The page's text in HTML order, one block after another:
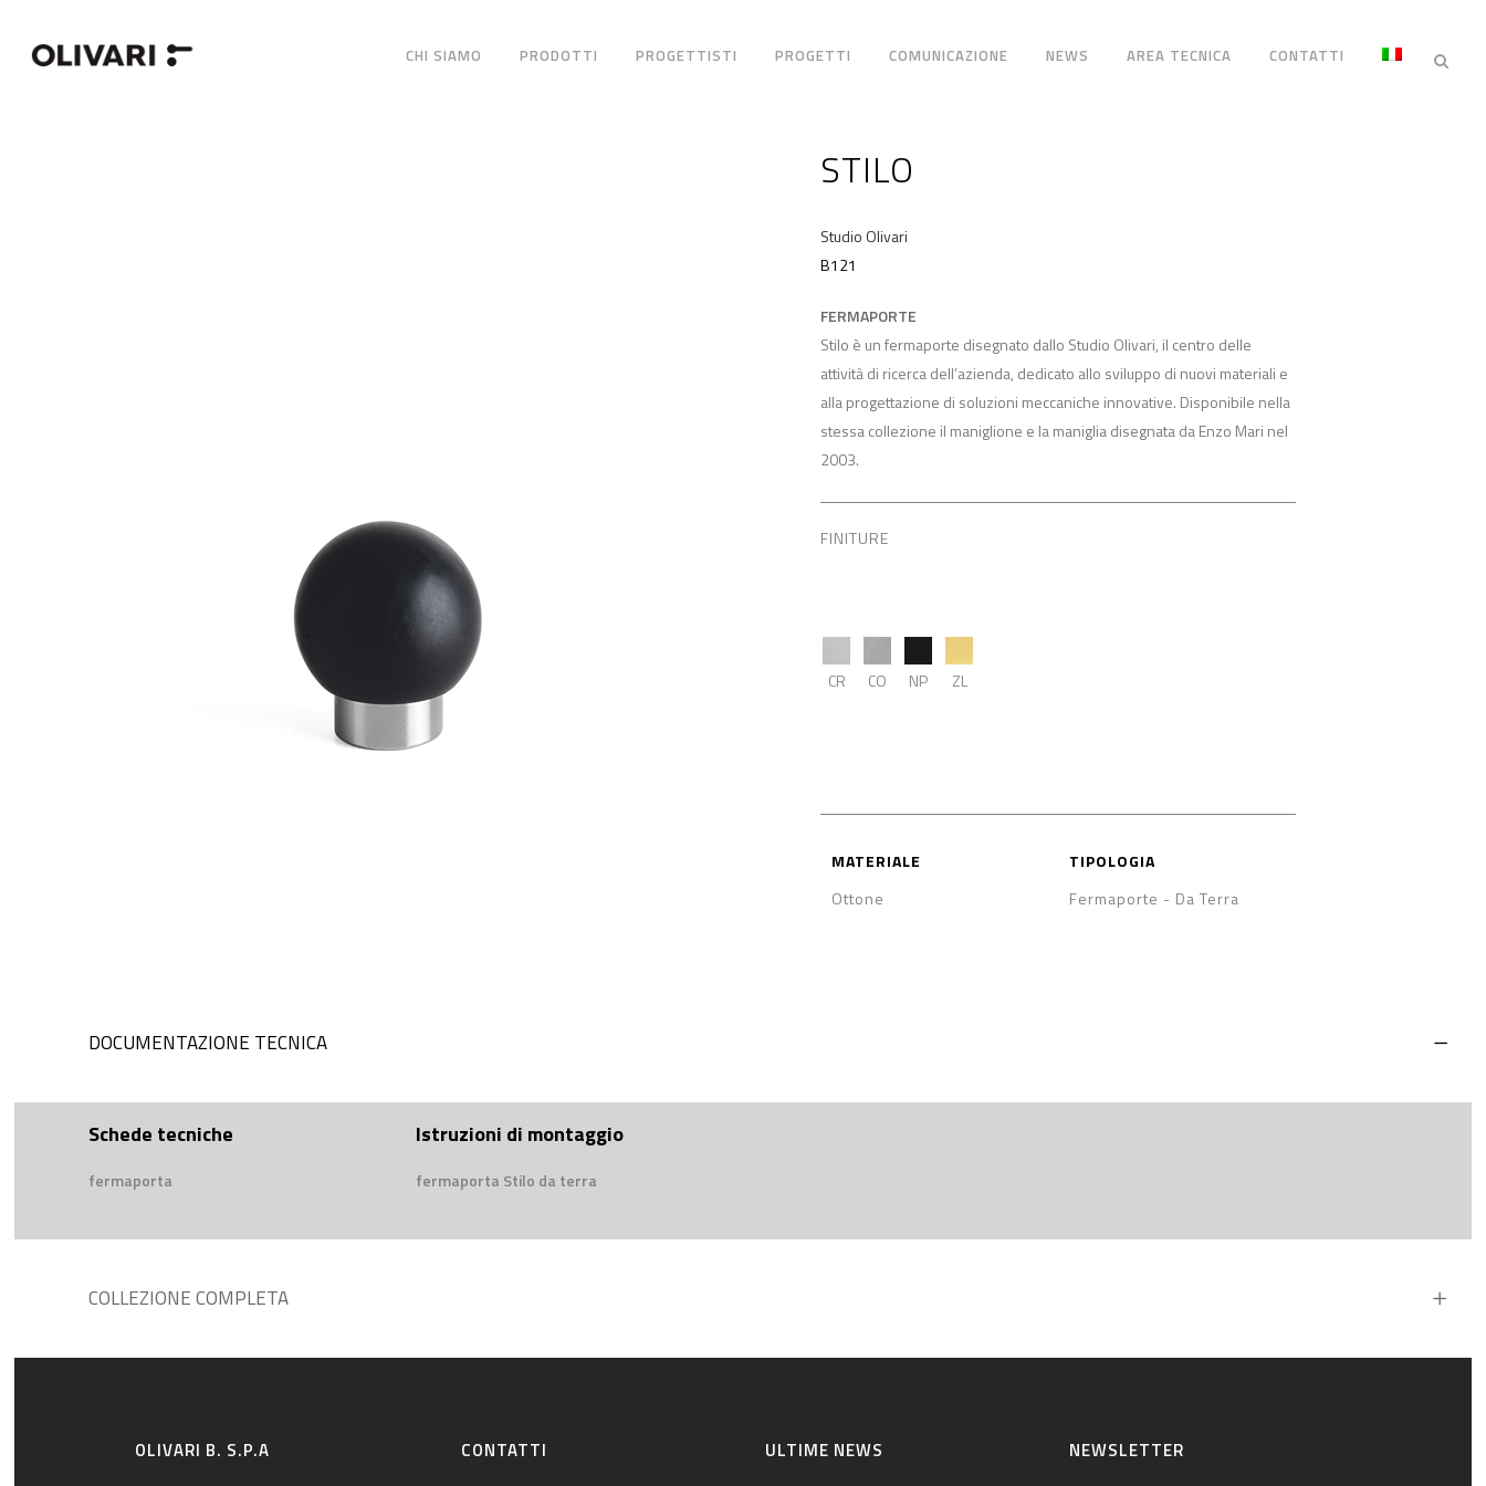
CHI SIAMO PRODOTTI PROGETTISTI PROGETTI COMUNICAZIONE NEWS AREA TECNICA CONTATTI
STILO
Studio Olivari
B121
FERMAPORTE
Stilo è un fermaporte disegnato dallo Studio Olivari, il centro delle
attività di ricerca dell’azienda, dedicato allo sviluppo di nuovi materiali e
alla progettazione di soluzioni meccaniche innovative. Disponibile nella
stessa collezione il maniglione e la maniglia disegnata da Enzo Mari nel
2003.
FINITURE
CR CO NP ZL
MATERIALE
Ottone
TIPOLOGIA
Fermaporte - Da Terra
DOCUMENTAZIONE TECNICA
Schede tecniche
fermaporta
Istruzioni di montaggio
fermaporta Stilo da terra
COLLEZIONE COMPLETA
OLIVARI B. S.P.A CONTATTI ULTIME NEWS NEWSLETTER